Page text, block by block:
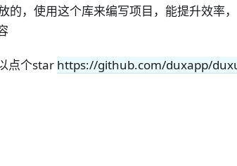
，使用这个库来编写项目，能提升效率
点个star https://github.com/duxapp/